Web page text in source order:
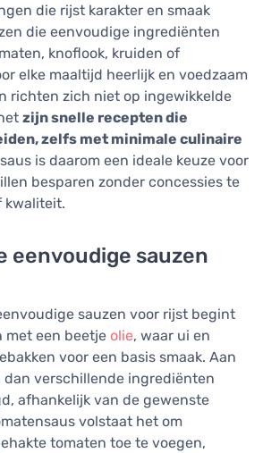
die rijst karakter en smaak
die eenvoudige ingrediënten
knoflook, kruiden of
elke maaltijd heerlijk en voedzaam
richten zich niet op ingewikkelde
zijn snelle recepten die
zelfs met minimale culinaire
is daarom een ideale keuze voor
besparen zonder concessies te
kwaliteit.
eenvoudige sauzen
sauzen voor rijst begint
met een beetje olie, waar ui en
voor een basis smaak. Aan
dan verschillende ingrediënten
afhankelijk van de gewenste
volstaat het om
tomaten toe te voegen,